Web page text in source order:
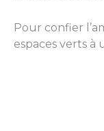
Pour confier
espaces verts à